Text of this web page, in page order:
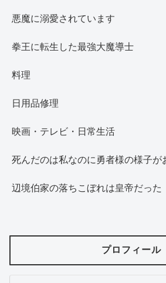
悪魔に溺愛されています
拳王に転生した最強大魔導士
料理
日用品修理
映画・テレビ・日常生活
死んだのは私なのに勇者様の様子が
辺境伯家の落ちこぼれは皇帝だった
プロフィール